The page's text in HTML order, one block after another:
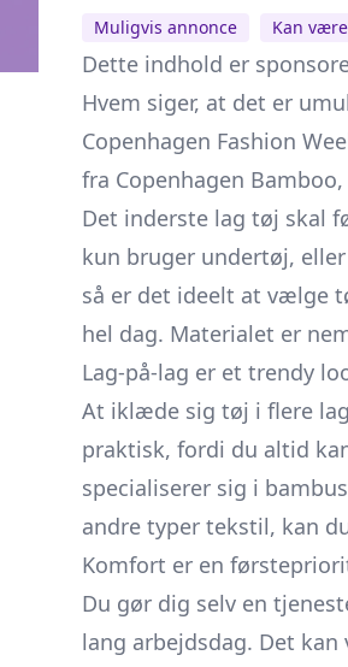
Muligvis annonce Kan
Dette indhold er
Hvem siger, at det er
Copenhagen Fashion
fra Copenhagen Bamboo
Det inderste lag tøj skal
kun bruger undertøj,
så er det ideelt at vælge
hel dag. Materialet er
Lag-på-lag er et trendy
At iklæde sig tøj i flere
praktisk, fordi du altid
specialiserer sig i
andre typer tekstil, kan
Komfort er en
Du gør dig selv en
lang arbejdsdag. Det